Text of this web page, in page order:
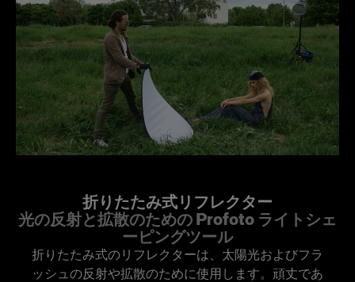
Proリング2 プラス
Mains-powered
D1
Profoto Pro-D3
の反射や拡散に使用できます。頑丈でありながら
折りたたみ可能なメタルフレームには、人間工学
に基づいたデザインのハンドルを2個備え、リフ
レクターをさまざまなポジションで簡単に固定す
ることが可能です。
ホワイトは光を最も自然に反射するので、当社で
一番人気があり、入門用に最適なツールとなって
を使ったスタジオ撮影時に最適です。ホワイトリ
フレクターから最適な効果を得るには、リフレク
ターを被写体のかなり近くに置く必要がありま
す。
Product name:
Collapsible Reflector SunSilver/White L
Product number
100963
Recommended for
Fill light for flash and natural light
Popular applications
On-location portrait, Wedding
Measurements
Front diameter
折りたたみ式リフレクター
光の反射と拡散のための Profoto ライトシェ
ーピングツール
折りたたみ式のリフレクターは、太陽光およびフラ
ッシュの反射や拡散のために使用します。頑丈であ